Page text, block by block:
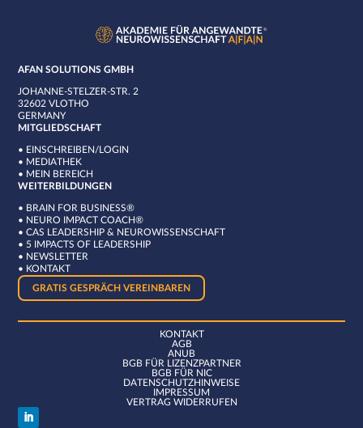
AFAN SOLUTIONS GMBH
JOHANNE-STELZER-STR. 2
32602 VLOTHO
GERMANY
MITGLIEDSCHAFT
• EINSCHREIBEN/LOGIN
• MEDIATHEK
• MEIN BEREICH
WEITERBILDUNGEN
• BRAIN FOR BUSINESS®
• NEURO IMPACT COACH®
•CAS LEADERSHIP & NEUROWISSENSCHAFT
• 5 IMPACTS OF LEADERSHIP
• NEWSLETTER
• KONTAKT
GRATIS GESPRÄCH VEREINBAREN
KONTAKT
AGB
ANUB
BGB FÜR LIZENZPARTNER
BGB FÜR NIC
DATENSCHUTZHINWEISE
IMPRESSUM
VERTRAG WIDERRUFEN